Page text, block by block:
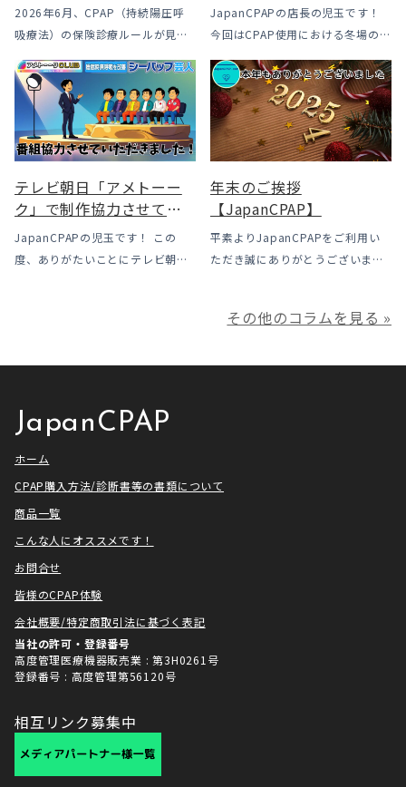
｜CPAPが使えなくなるか
も？変更のメリット・デ
う選択肢
2026年6月、CPAP（持続陽圧呼
吸療法）の保険診療ルールが見直
ルは下がった一方で、「続ける」
ための条件はこれまでより厳しく
なっています。この記事では、何
がどう変わったのかを患者様の立
場で […]
JapanCPAPの店長の児玉です！
今回はCPAP使用における冬場のよ
露」についてのお話をさせて頂き
ます。 我々の拠点の北陸はCPAP
使用時に「乾燥・寒さ・結露」が
起こりやすい地域です、その […]
テレビ朝日「アメトーー
ク」で制作協力させてい
ただきました
JapanCPAPの児玉です！ この
度、ありがたいことにテレビ朝日
ク様は長い歴史があり、私も大
年末のご挨拶
【JapanCPAP】
平素よりJapanCPAPをご利用い
ただき誠にありがとうございま
利用いただき本当にありがとうご
満足いただけるサービスを提供さ
その他のコラムを見る »
JapanCPAP
ホーム
CPAP購入方法/診断書等の書類について
商品一覧
こんな人にオススメです！
お問合せ
皆様のCPAP体験
会社概要/特定商取引法に基づく表記
当社の許可・登録番号
高度管理医療機器販売業 : 第3H0261号
登録番号 : 高度管理第56120号
相互リンク募集中